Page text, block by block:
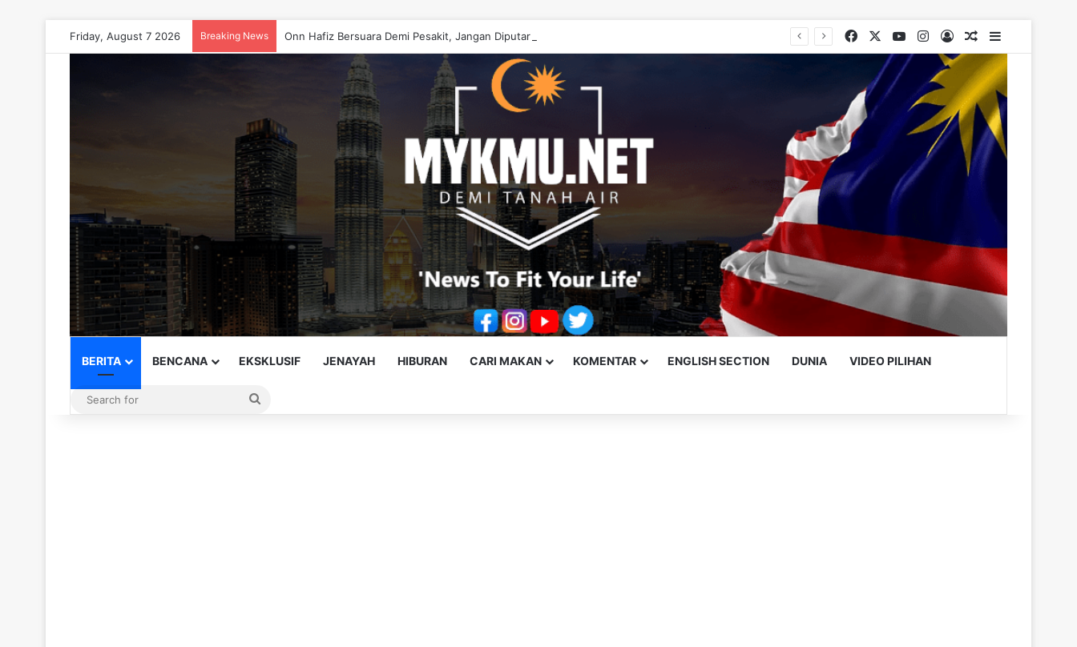
Friday, August 7 2026 Breaking News Onn Hafiz Bersuara Demi Pesakit, Jangan Diputarbelitkan – Hasrunizah Facebook YouTubeInstagram
Log InRandom Article
BERITA BENCANA EKSKLUSIF JENAYAH HIBURAN CARI MAKAN KOMENTAR ENGLISH SECTION DUNIA VIDEO PILIHAN